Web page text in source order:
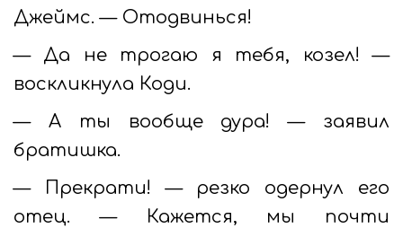
Джеймс. — Отодвинься!
— Да не трогаю я тебя, козел! —
воскликнула Коди.
— А ты вообще дура! — заявил
братишка.
— Прекрати! — резко одернул его
отец. — Кажется, мы почти